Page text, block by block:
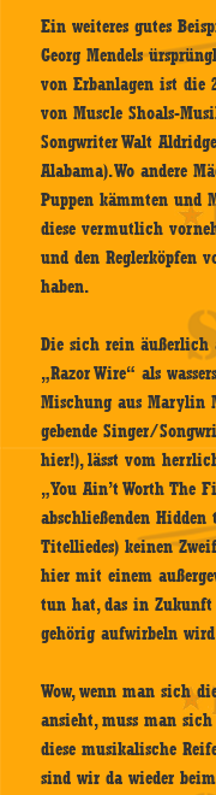
Ein weiteres gutes
Georg Mendels
von Erbanlagen ist die
von Muscle Shoals-
Songwriter Walt
Alabama). Wo andere
Puppen kämmten und
diese vermutlich
und den Reglerköpfen
haben.
Die sich rein äußerlich
„Razor Wire“ als
Mischung aus Marylin
gebende Singer/
hier!), lässt vom
„You Ain’t Worth The
abschließenden
Titelliedes) keinen
hier mit einem
tun hat, das in Zukunft
gehörig aufwirbeln
Wow, wenn man sich
ansieht, muss man
diese musikalische
sind wir da wieder